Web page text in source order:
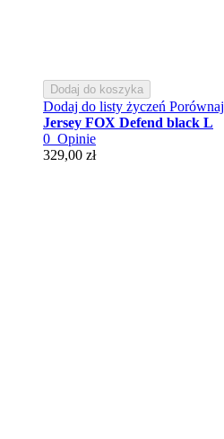
Dodaj do koszyka
Dodaj do listy życzeń Porównaj
Jersey FOX Defend black L
0 Opinie
329,00 zł